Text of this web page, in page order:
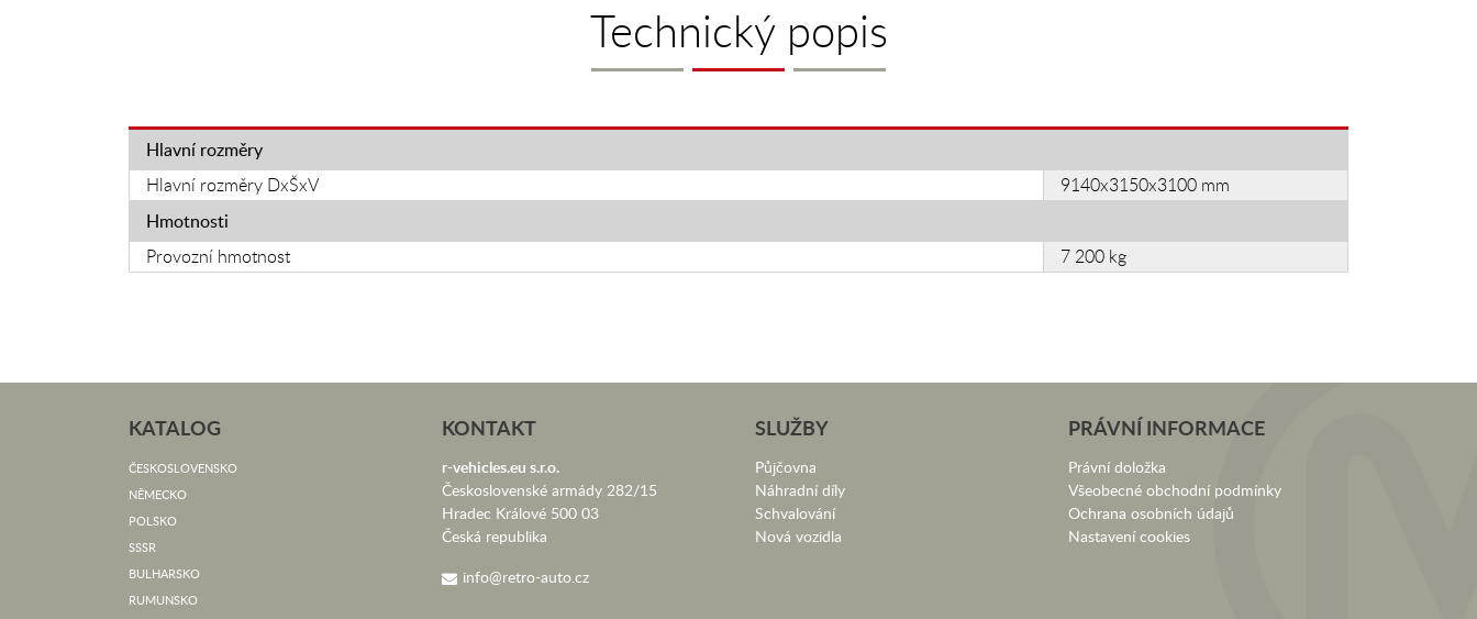
Technický popis
Hlavní rozměry
Hlavní rozměry DxŠxV
9140x3150x3100 mm
Hmotnosti
Provozní hmotnost
7 200 kg
KATALOG
ČESKOSLOVENSKO
NĚMECKO
POLSKO
SSSR
BULHARSKO
RUMUNSKO
KONTAKT
r-vehicles.eu s.r.o.
Československé armády 282/15
Hradec Králové 500 03
Česká republika
info@retro-auto.cz
SLUŽBY
Půjčovna
Náhradní díly
Schvalování
Nová vozidla
PRÁVNÍ INFORMACE
Právní doložka
Všeobecné obchodní podmínky
Ochrana osobních údajů
Nastavení cookies